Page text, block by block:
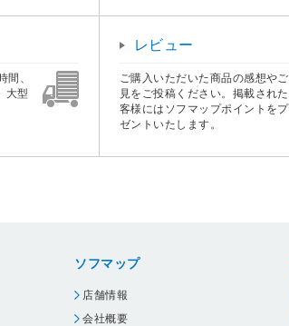
間、
大型
レビュー
ご購入いただいた商品の感想や
見をご投稿ください。掲載され
客様にはソフマップポイントを
ゼントいたします。
ソフマップ
店舗情報
会社概要